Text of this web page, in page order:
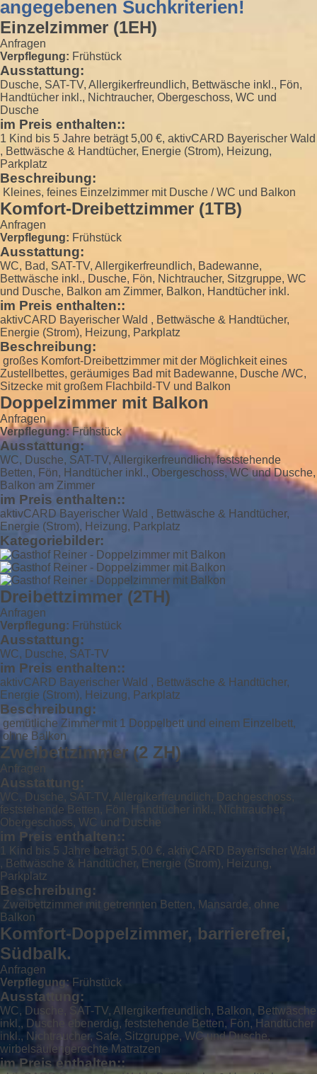
angegebenen Suchkriterien!
Einzelzimmer (1EH)
Anfragen
Verpflegung: Frühstück
Ausstattung:
Dusche, SAT-TV, Allergikerfreundlich, Bettwäsche inkl., Fön,
Handtücher inkl., Nichtraucher, Obergeschoss, WC und
Dusche
im Preis enthalten::
1 Kind bis 5 Jahre beträgt 5,00 €, aktivCARD Bayerischer Wald
, Bettwäsche & Handtücher, Energie (Strom), Heizung,
Parkplatz
Beschreibung:
Kleines, feines Einzelzimmer mit Dusche / WC und Balkon
Komfort-Dreibettzimmer (1TB)
Anfragen
Verpflegung: Frühstück
Ausstattung:
WC, Bad, SAT-TV, Allergikerfreundlich, Badewanne,
Bettwäsche inkl., Dusche, Fön, Nichtraucher, Sitzgruppe, WC
und Dusche, Balkon am Zimmer, Balkon, Handtücher inkl.
im Preis enthalten::
aktivCARD Bayerischer Wald , Bettwäsche & Handtücher,
Energie (Strom), Heizung, Parkplatz
Beschreibung:
großes Komfort-Dreibettzimmer mit der Möglichkeit eines
Zustellbettes, geräumiges Bad mit Badewanne, Dusche /WC,
Sitzecke mit großem Flachbild-TV und Balkon
Doppelzimmer mit Balkon
Anfragen
Verpflegung:Frühstück
Ausstattung:
WC, Dusche, SAT-TV, Allergikerfreundlich, feststehende
Betten, Fön, Handtücher inkl., Obergeschoss, WC und Dusche,
Balkon am Zimmer
im Preis enthalten::
aktivCARD Bayerischer Wald , Bettwäsche & Handtücher,
Energie (Strom), Heizung, Parkplatz
Kategoriebilder:
Dreibettzimmer (2TH)
Anfragen
Verpflegung: Frühstück
Ausstattung:
WC, Dusche, SAT-TV
im Preis enthalten::
aktivCARD Bayerischer Wald , Bettwäsche & Handtücher,
Energie (Strom), Heizung, Parkplatz
Beschreibung:
gemütliche Zimmer mit 1 Doppelbett und einem Einzelbett,
ohne Balkon
Zweibettzimmer (2 ZH)
Anfragen
Ausstattung:
WC, Dusche, SAT-TV, Allergikerfreundlich, Dachgeschoss,
feststehende Betten, Fön, Handtücher inkl., Nichtraucher,
Obergeschoss, WC und Dusche
im Preis enthalten::
1 Kind bis 5 Jahre beträgt 5,00 €, aktivCARD Bayerischer Wald
, Bettwäsche & Handtücher, Energie (Strom), Heizung,
Parkplatz
Beschreibung:
Zweibettzimmer mit getrennten Betten, Mansarde, ohne
Balkon
Komfort-Doppelzimmer, barrierefrei,
Südbalk.
Anfragen
Verpflegung: Frühstück
Ausstattung:
WC, Dusche, SAT-TV, Allergikerfreundlich, Balkon, Bettwäsche
inkl., Dusche ebenerdig, feststehende Betten, Fön, Handtücher
inkl., Nichtraucher, Safe, Sitzgruppe, WC und Dusche,
wirbelsäulengerechte Matratzen
im Preis enthalten::